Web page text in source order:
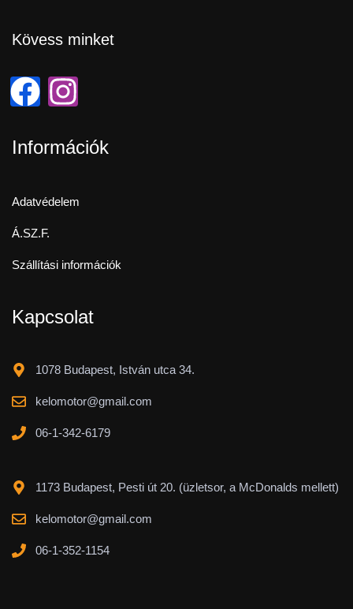
Kövess minket
Információk
Adatvédelem
Á.SZ.F.
Szállítási információk
Kapcsolat
1078 Budapest, István utca 34.
kelomotor@gmail.com
06-1-342-6179
1173 Budapest, Pesti út 20. (üzletsor, a McDonalds mellett)
kelomotor@gmail.com
06-1-352-1154